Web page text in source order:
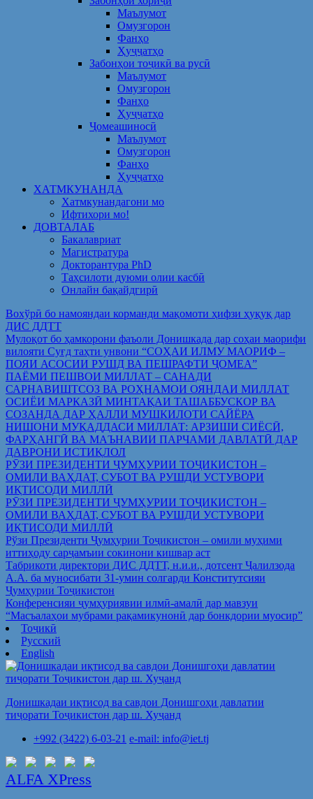
Маълумот
Омузгорон
Фанҳо
Ҳуҷҷатҳо
Забонҳои тоҷикӣ ва русӣ
Маълумот
Омузгорон
Фанҳо
Ҳуҷҷатҳо
Ҷомеашиносӣ
Маълумот
Омузгорон
Фанҳо
Ҳуҷҷатҳо
ХАТМКУНАНДА
Хатмкунандагони мо
Ифтихори мо!
ДОВТАЛАБ
Бакалавриат
Магистратура
Докторантура PhD
Таҳсилоти дуюми олии касбӣ
Онлайн бақайдгирӣ
Вохўрӣ бо намояндаи корманди мақомоти ҳифзи ҳуқуқ дар
ДИС ДДТТ
Мулоқот бо ҳамкорони фаъоли Донишкада дар соҳаи маорифи
вилояти Суғд таҳти унвони “СОҲАИ ИЛМУ МАОРИФ –
ПОЯИ АСОСИИ РУШД ВА ПЕШРАФТИ ҶОМЕА”
ПАЁМИ ПЕШВОИ МИЛЛАТ – САНАДИ
САРНАВИШТСОЗ ВА РОҲНАМОИ ОЯНДАИ МИЛЛАТ
ОСИЁИ МАРКАЗӢ МИНТАҚАИ ТАШАББУСКОР ВА
СОЗАНДА ДАР ҲАЛЛИ МУШКИЛОТИ САЙЁРА
НИШОНИ МУҚАДДАСИ МИЛЛАТ: АРЗИШИ СИЁСӢ,
ФАРҲАНГӢ ВА МАЪНАВИИ ПАРЧАМИ ДАВЛАТӢ ДАР
ДАВРОНИ ИСТИҚЛОЛ
РӮЗИ ПРЕЗИДЕНТИ ҶУМҲУРИИ ТОҶИКИСТОН –
ОМИЛИ ВАҲДАТ, СУБОТ ВА РУШДИ УСТУВОРИ
ИҚТИСОДИ МИЛЛӢ
РӮЗИ ПРЕЗИДЕНТИ ҶУМҲУРИИ ТОҶИКИСТОН –
ОМИЛИ ВАҲДАТ, СУБОТ ВА РУШДИ УСТУВОРИ
ИҚТИСОДИ МИЛЛӢ
Рўзи Президенти Ҷумҳурии Тоҷикистон – омили муҳими
иттиҳоду сарҷамъии сокинони кишвар аст
Табрикоти директори ДИС ДДТТ, н.и.и., дотсент Ҷалилзода
А.А. ба муносибати 31-умин солгарди Конститутсияи
Ҷумҳурии Тоҷикистон
Конференсияи ҷумҳуриявии илмӣ-амалӣ дар мавзуи
“Масъалаҳои мубрами рақамикунонӣ дар бонкдории муосир”
Тоҷикӣ
Русский
English
Донишкадаи иқтисод ва савдои Донишгоҳи давлатии
тиҷорати Тоҷикистон дар ш. Хуҷанд
+992 (3422) 6-03-21 e-mail: info@iet.tj
ALFA XPress